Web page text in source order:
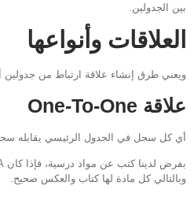
بين الجدولين.
العلاقات وأنواعها
ويعني طرق إنشاء علاقة ارتباط من جدولين
علاقة One-To-One
أي كل سجل في الجدول الرئيسي يقابله
وبالتالي كل مادة لها كتاب والعكس صحيح.